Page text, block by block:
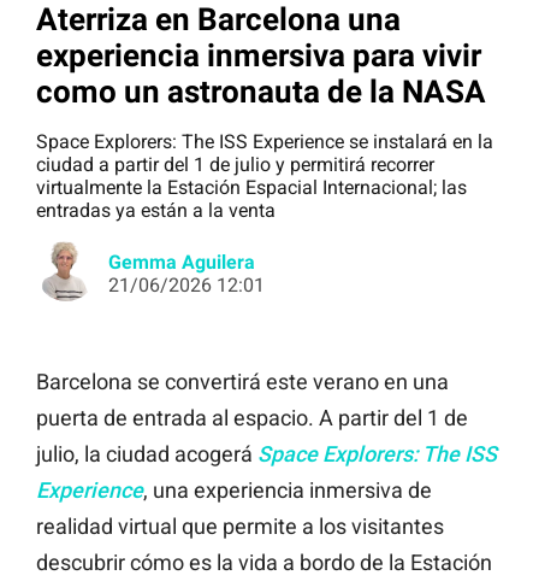
Aterriza en Barcelona una
experiencia inmersiva para vivir
como un astronauta de la NASA
Space Explorers: The ISS Experience se instalará en la
ciudad a partir del 1 de julio y permitirá recorrer
virtualmente la Estación Espacial Internacional; las
entradas ya están a la venta
Gemma Aguilera
21/06/2026 12:01
Barcelona se convertirá este verano en una
puerta de entrada al espacio. A partir del 1 de
julio, la ciudad acogerá Space Explorers: The ISS
Experience, una experiencia inmersiva de
realidad virtual que permite a los visitantes
descubrir cómo es la vida a bordo de la Estación